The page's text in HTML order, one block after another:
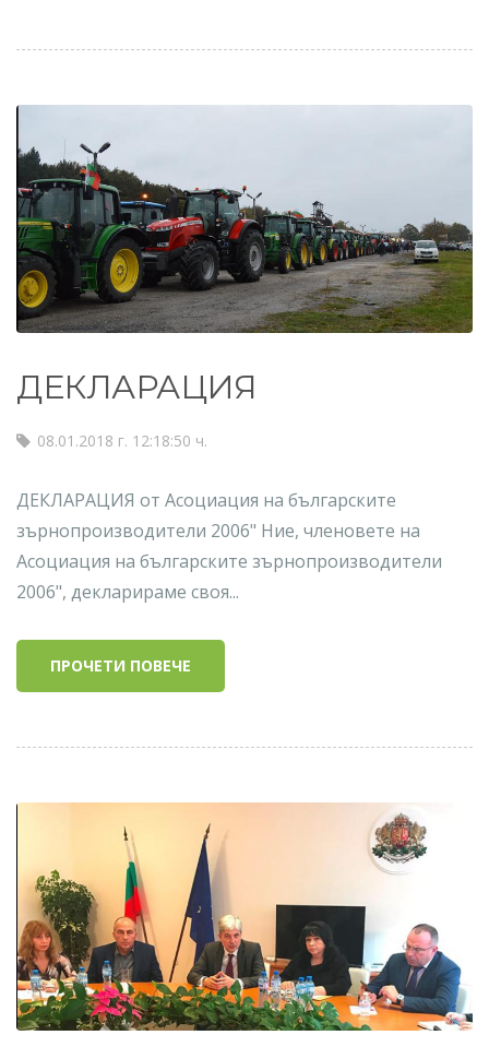
ДЕКЛАРАЦИЯ
08.01.2018 г. 12:18:50 ч.
ДЕКЛАРАЦИЯ от Асоциация на българските
зърнопроизводители 2006" Ние, членовете на
Асоциация на българските зърнопроизводители
2006", декларираме своя...
ПРОЧЕТИ ПОВЕЧЕ